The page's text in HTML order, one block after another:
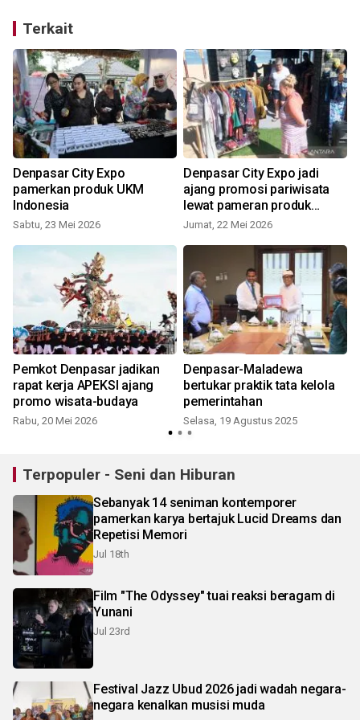
Terkait
Denpasar City Expo
pamerkan produk UKM
Indonesia
Sabtu, 23 Mei 2026
Denpasar City Expo jadi
ajang promosi pariwisata
lewat pameran produk
UMKM
Jumat, 22 Mei 2026
Pemkot Denpasar jadikan
rapat kerja APEKSI ajang
promo wisata-budaya
Rabu, 20 Mei 2026
Denpasar-Maladewa
bertukar praktik tata kelola
pemerintahan
Selasa, 19 Agustus 2025
Terpopuler - Seni dan Hiburan
Sebanyak 14 seniman kontemporer
pamerkan karya bertajuk Lucid Dreams dan
Repetisi Memori
Jul 18th
Film "The Odyssey" tuai reaksi beragam di
Yunani
Jul 23rd
Festival Jazz Ubud 2026 jadi wadah negara-
negara kenalkan musisi muda